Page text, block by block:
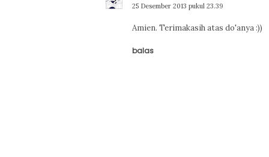
25 Desember 2013 pukul 23.39
Amien. Terimakasih atas do'anya :))
balas